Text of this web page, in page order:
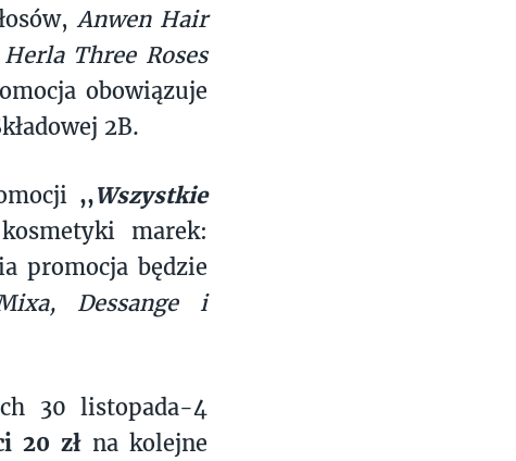
Anwen Hair
Herla Three Roses
obowiązuje
2B.
,,Wszystkie
marek:
promocja będzie
Dessange i
30 listopada-4
20 złna kolejne